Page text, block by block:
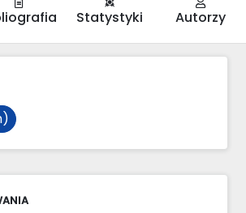
Statystyki Autorzy